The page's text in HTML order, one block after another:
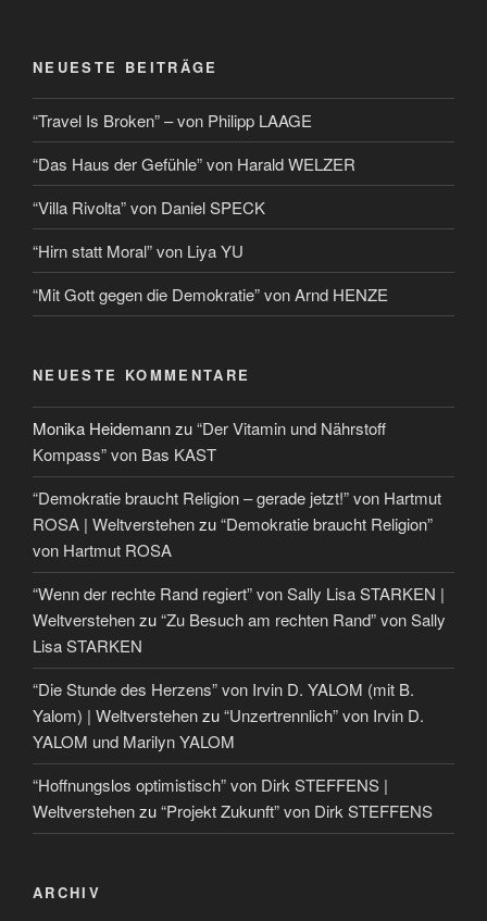
NEUESTE BEITRÄGE
“Travel Is Broken” – von Philipp LAAGE
“Das Haus der Gefühle” von Harald WELZER
“Villa Rivolta” von Daniel SPECK
“Hirn statt Moral” von Liya YU
“Mit Gott gegen die Demokratie” von Arnd HENZE
NEUESTE KOMMENTARE
Monika Heidemannzu“Der Vitamin und Nährstoff
Kompass” von Bas KAST
“Demokratie braucht Religion – gerade jetzt!” von Hartmut
ROSA | Weltverstehenzu“Demokratie braucht Religion”
von Hartmut ROSA
“Wenn der rechte Rand regiert” von Sally Lisa STARKEN |
Weltverstehenzu“Zu Besuch am rechten Rand” von Sally
Lisa STARKEN
“Die Stunde des Herzens” von Irvin D. YALOM (mit B.
Yalom) | Weltverstehenzu“Unzertrennlich” von Irvin D.
YALOM und Marilyn YALOM
“Hoffnungslos optimistisch” von Dirk STEFFENS |
Weltverstehenzu“Projekt Zukunft” von Dirk STEFFENS
ARCHIV